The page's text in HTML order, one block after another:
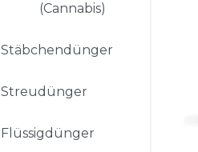
(Cannabis)
Stäbchendünger
Streudünger
Flüssigdünger